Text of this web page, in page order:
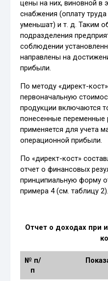
цены на них, виновной в
снабжения (оплату
уменьшат) и т. д. Таким
подразделения
соблюдении
направлены на
прибыли.
По методу «директ-
первоначальную
продукции включаются
понесенные переменные
применяется для учета
операционной прибыли.
По «директ-кост»
отчет о финансовых
принципиальную форму
примера 4 (см. таблицу 2).
Отчет о доходах при
№ п/
п